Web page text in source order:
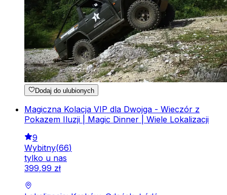
Dodaj do ulubionych
Magiczna Kolacja VIP dla Dwojga - Wieczór z
Pokazem Iluzji | Magic Dinner | Wiele Lokalizacji
9
Wybitny(66)
tylko u nas
399,99 zł